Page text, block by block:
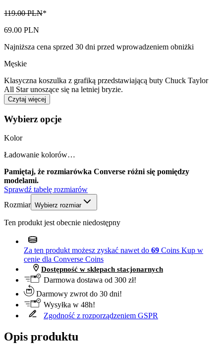
119.00 PLN*
69.00 PLN
Najniższa cena sprzed 30 dni przed wprowadzeniem obniżki
Męskie
Klasyczna koszulka z grafiką przedstawiającą buty Chuck Taylor
All Star unoszące się na letniej bryzie.
Czytaj więcej
Wybierz opcje
Kolor
Ładowanie kolorów…
Pamiętaj, że rozmiarówka Converse różni się pomiędzy
modelami.
Sprawdź tabelę rozmiarów
Rozmiar Wybierz rozmiar
Ten produkt jest obecnie niedostępny
Za ten produkt możesz zyskać nawet do 69 Coins Kup w
cenie dla Converse Coins
Dostępność w sklepach stacjonarnych
Darmowa dostawa od 300 zł!
Darmowy zwrot do 30 dni!
Wysyłka w 48h!
Zgodność z rozporządzeniem GSPR
Opis produktu